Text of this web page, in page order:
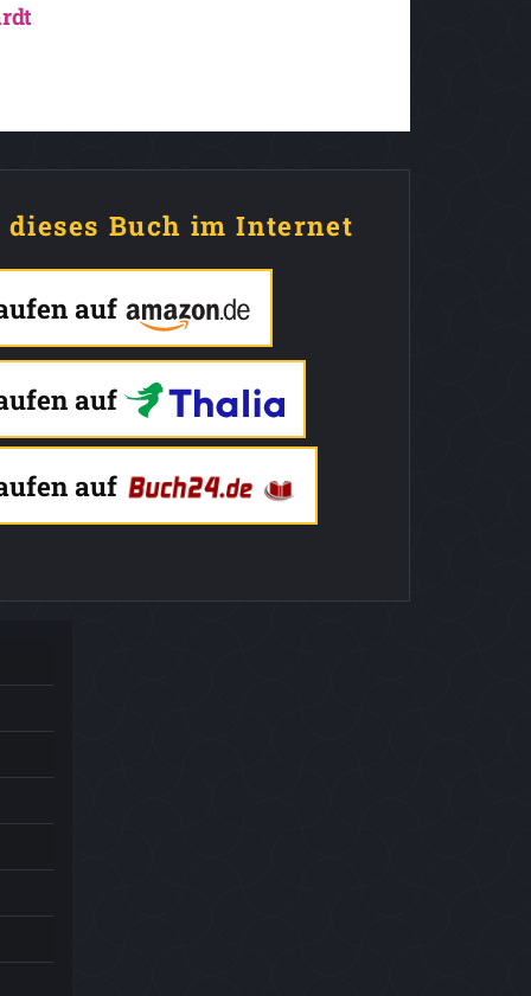
dieses Buch im Internet
auf
auf
auf